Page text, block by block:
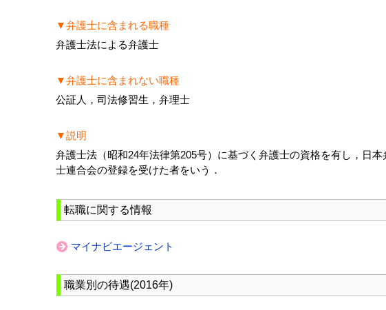
▼弁護士に含まれる職種
弁護士法による弁護士
▼弁護士に含まれない職種
公証人，司法修習生，弁理士
▼説明
弁護士法（昭和24年法律第205号）に基づく弁護士の資格を有し，日本
士連合会の登録を受けた者をいう．
転職に関する情報
マイナビエージェント
職業別の待遇(2016年)